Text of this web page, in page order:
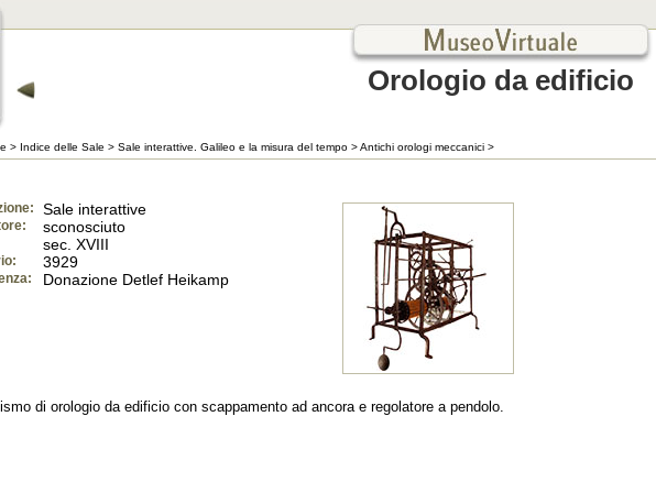
Orologio da edificio
> Indice delle Sale > Sale interattive. Galileo e la misura del tempo >Antichi orologi meccanici >
Sale interattive
sconosciuto
sec. XVIII
3929
Donazione Detlef Heikamp
di orologio da edificio con scappamento ad ancora e regolatore a pendolo.